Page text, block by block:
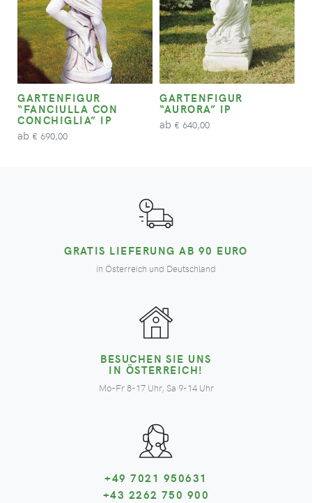
GARTENFIGUR
“FANCIULLA CON
CONCHIGLIA” IP
ab € 690,00
GARTENFIGUR
“AURORA” IP
ab € 640,00
GRATIS LIEFERUNG AB 90 EURO
in Österreich und Deutschland
BESUCHEN SIE UNS
IN ÖSTERREICH!
Mo-Fr 8-17 Uhr, Sa 9-14 Uhr
+49 7021 950631
+43 2262 750 900